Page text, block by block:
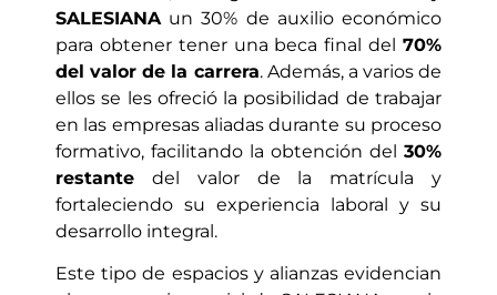
SALESIANAun 30% de auxilio económico
para obtener tener una beca final del 70%
del valor de la carrera. Además, a varios de
ellos se les ofreció la posibilidad de trabajar
en las empresas aliadas durante su proceso
formativo, facilitando la obtención del 30%
restante del valor de la matrícula y
fortaleciendo su experiencia laboral y su
desarrollo integral.
Este tipo de espacios y alianzas evidencian